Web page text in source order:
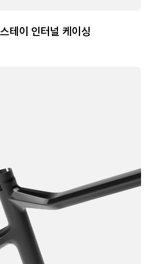
테이 인터널 케이싱